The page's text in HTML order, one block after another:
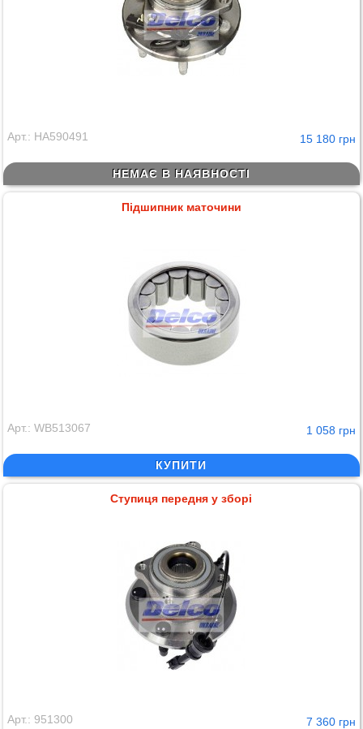
Арт.: HA590491 15 180 грн
НЕМАЄ В НАЯВНОСТІ
Підшипник маточини
Арт.: WB513067 1 058 грн
КУПИТИ
Ступиця передня у зборі
Арт.: 951300 7 360 грн